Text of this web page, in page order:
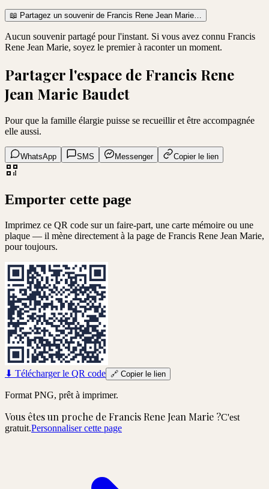
📖 Partagez un souvenir de Francis Rene Jean Marie…
Aucun souvenir partagé pour l'instant. Si vous avez connu Francis
Rene Jean Marie, soyez le premier à raconter un moment.
Partager l'espace de Francis Rene
Jean Marie Baudet
Pour que la famille élargie puisse se recueillir et être accompagnée
elle aussi.
WhatsApp SMS Messenger Copier le lien
Emporter cette page
Imprimez ce QR code sur un faire-part, une carte mémoire ou une
plaque — il mène directement à la page de Francis Rene Jean Marie,
pour toujours.
⬇ Télécharger le QR code 🔗 Copier le lien
Format PNG, prêt à imprimer.
Vous êtes un proche deFrancis Rene Jean Marie ?C'est
gratuit.Personnaliser cette page